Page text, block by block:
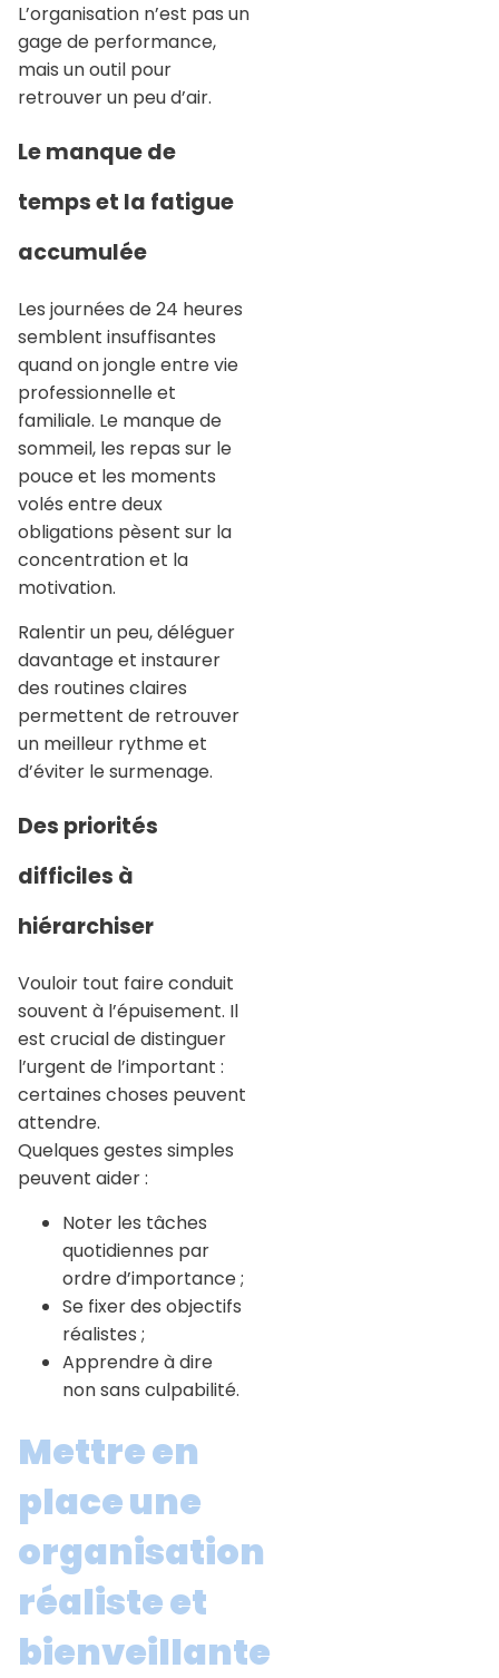
L’organisation n’est pas un
gage de performance,
mais un outil pour
retrouver un peu d’air.
Le manque de
temps et la fatigue
accumulée
Les journées de 24 heures
semblent insuffisantes
quand on jongle entre vie
professionnelle et
familiale. Le manque de
sommeil, les repas sur le
pouce et les moments
volés entre deux
obligations pèsent sur la
concentration et la
motivation.
Ralentir un peu, déléguer
davantage et instaurer
des routines claires
permettent de retrouver
un meilleur rythme et
d’éviter le surmenage.
Des priorités
difficiles à
hiérarchiser
Vouloir tout faire conduit
souvent à l’épuisement. Il
est crucial de distinguer
l’urgent de l’important :
certaines choses peuvent
attendre.
Quelques gestes simples
peuvent aider :
Noter les tâches
quotidiennes par
ordre d’importance ;
Se fixer des objectifs
réalistes ;
Apprendre à dire
non sans culpabilité.
Mettre en
place une
organisation
réaliste et
bienveillante